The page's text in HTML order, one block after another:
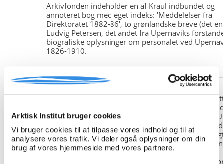
Arktisk Institut bruger cookies
Vi bruger cookies til at tilpasse vores indhold og til at
analysere vores trafik. Vi deler også oplysninger om din
brug af vores hjemmeside med vores partnere.
Arkivfonden indeholder en af Kraul indbundet og
annoteret bog med eget indeks: 'Meddelelser fra
Direktoratet 1882-86', to grønlandske breve (det
Ludvig Petersen, det andet fra Upernaviks
biografiske oplysninger om personalet ved
1826-1910.
A 038
FRIEDRICH LITTMANN
Denne arkivfond indeholder en kopi af Friedrich
upublicerede erindringer. Originalen befinder sig i
tyske historiker Franz Selingers privatarkiv i byen
Tyskland. Friedrich Littmann var en af de tyske
der var med i vejrstationen "Holzauge" i Hansa
Nordøstgrønland under Anden Verdenskrig.
"Holzauge" blev opdaget af Nordøstgrønlands
Slædepatrulje med Eli Knudsen som medlem og